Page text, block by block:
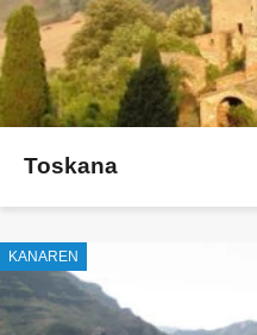
Toskana
KANAREN